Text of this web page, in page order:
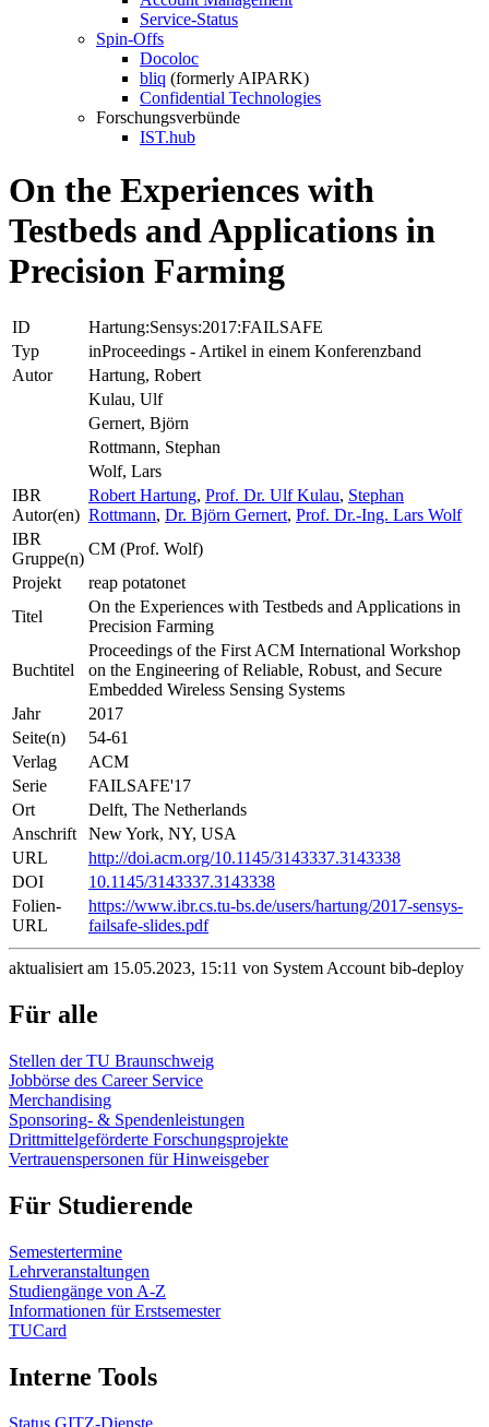
Service-Status
Spin-Offs
Docoloc
bliq (formerly AIPARK)
Confidential Technologies
Forschungsverbünde
IST.hub
On the Experiences with
Testbeds and Applications in
Precision Farming
ID
Hartung:Sensys:2017:FAILSAFE
Typ
inProceedings - Artikel in einem Konferenzband
Autor
Hartung, Robert
Kulau, Ulf
Gernert, Björn
Rottmann, Stephan
Wolf, Lars
IBR
Autor(en)
Robert Hartung, Prof. Dr. Ulf Kulau, Stephan
Rottmann, Dr. Björn Gernert, Prof. Dr.-Ing. Lars Wolf
IBR
Gruppe(n)
CM (Prof. Wolf)
Projekt
reap potatonet
Titel
On the Experiences with Testbeds and Applications in
Precision Farming
Buchtitel
Proceedings of the First ACM International Workshop
on the Engineering of Reliable, Robust, and Secure
Embedded Wireless Sensing Systems
Jahr
2017
Seite(n)
54-61
Verlag
ACM
Serie
FAILSAFE'17
Ort
Delft, The Netherlands
Anschrift
New York, NY, USA
URL
http://doi.acm.org/10.1145/3143337.3143338
DOI
10.1145/3143337.3143338
Folien-
URL
https://www.ibr.cs.tu-bs.de/users/hartung/2017-sensys-
failsafe-slides.pdf
aktualisiert am 15.05.2023, 15:11 von System Account bib-deploy
Für alle
Stellen der TU Braunschweig
Jobbörse des Career Service
Merchandising
Sponsoring- & Spendenleistungen
Drittmittelgeförderte Forschungsprojekte
Vertrauenspersonen für Hinweisgeber
Für Studierende
Semestertermine
Lehrveranstaltungen
Studiengänge von A-Z
Informationen für Erstsemester
TUCard
Interne Tools
Status GITZ-Dienste